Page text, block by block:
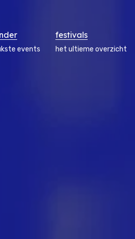
events
festivals
het ultieme overzicht